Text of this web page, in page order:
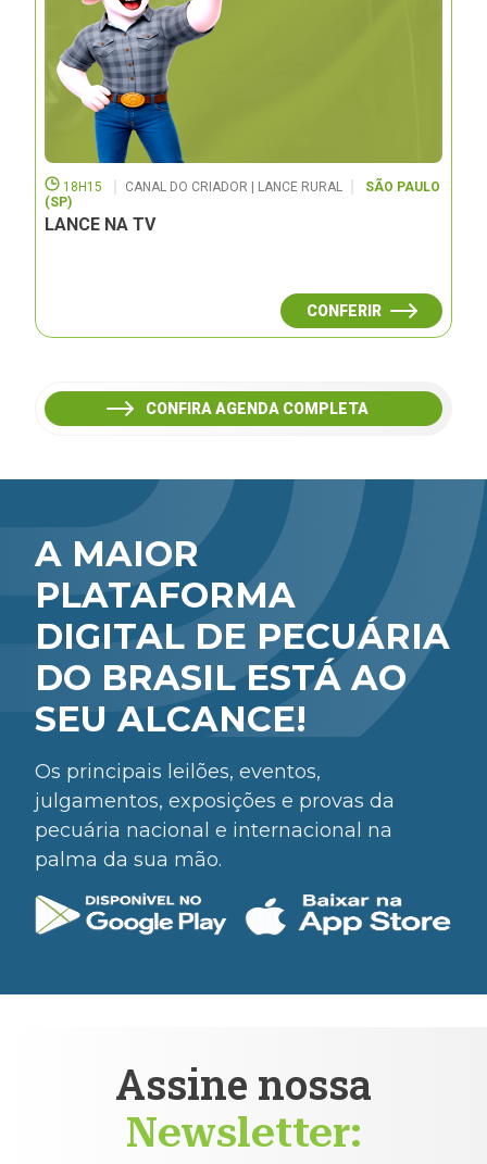
18H15 CANAL DO CRIADOR | LANCE RURAL
SÃO PAULO
(SP)
LANCE NA TV
CONFERIR
CONFIRA AGENDA COMPLETA
A MAIOR
PLATAFORMA
DIGITAL DE PECUÁRIA
DO BRASIL ESTÁ AO
SEU ALCANCE!
Os principais leilões, eventos,
julgamentos, exposições e provas da
pecuária nacional e internacional na
palma da sua mão.
Assine nossa
Newsletter: